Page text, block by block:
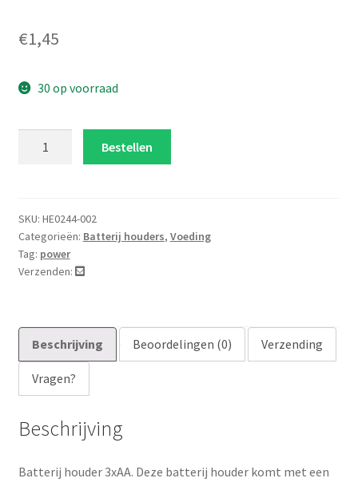
€1,45
30 op voorraad
Bestellen
SKU: HE0244-002
Categorieën: Batterij houders, Voeding
Tag: power
Verzenden:
Beschrijving Beoordelingen (0) Verzending
Vragen?
Beschrijving
Batterij houder 3xAA. Deze batterij houder komt met een